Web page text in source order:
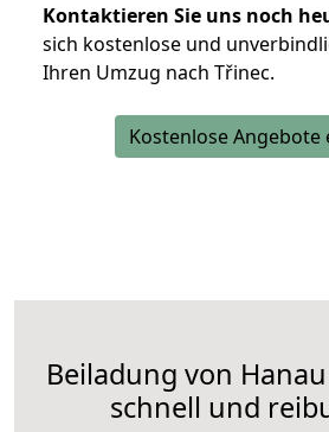
Kontaktieren Sie uns noch
sich kostenlose und
Ihren Umzug nach Třinec.
Kostenlose Angebote
Beiladung von
schnell und